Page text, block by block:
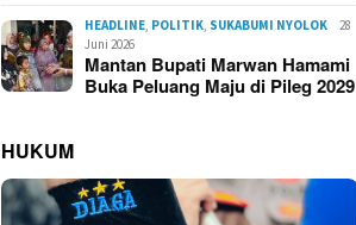
HEADLINE, POLITIK, SUKABUMI NYOLOK
28
Juni 2026
Mantan Bupati Marwan Hamami
Buka Peluang Maju di Pileg 2029
HUKUM